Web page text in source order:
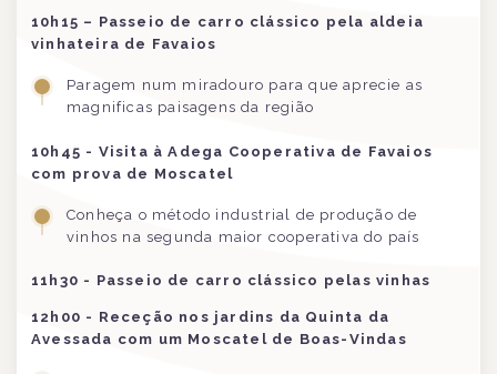
10h15 – Passeio de carro clássico pela aldeia
vinhateira de Favaios
Paragem num miradouro para que aprecie as
magnificas paisagens da região
10h45 - Visita à Adega Cooperativa de Favaios
com prova de Moscatel
Conheça o método industrial de produção de
vinhos na segunda maior cooperativa do país
11h30 - Passeio de carro clássico pelas vinhas
12h00 - Receção nos jardins da Quinta da
Avessada com um Moscatel de Boas-Vindas